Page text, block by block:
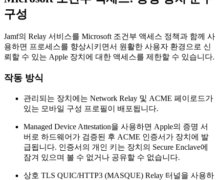
구성
Jamf의 Relay 서비스를 Microsoft 조건부 액세스 정책과 함께 사
용하면 프로세스를 향상시키면서 원활한 사용자 환경으로 신
뢰할 수 있는 Apple 장치에 대한 액세스를 제한할 수 있습니다.
작동 방식
관리되는 장치에는 Network Relay 및 ACME 페이로드가
있는 모바일 구성 프로필이 배포됩니다.
Managed Device Attestation을 사용하면 Apple의 증명 서
버로 하드웨어가 검증된 후 ACME 인증서가 장치에 발
급됩니다. 인증서의 개인 키는 장치의 Secure Enclave에
잠겨 있으며 볼 수 없거나 공유할 수 없습니다.
상호 TLS QUIC/HTTP3 (MASQUE) Relay 터널을 사용하